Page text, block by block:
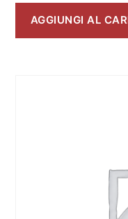
AGGIUNGI AL